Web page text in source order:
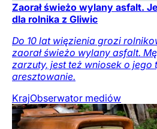
Zaorał świeżo wylany asfalt.
dla rolnika z Gliwic
Do 10 lat więzienia grozi
zaorał świeżo wylany asfalt.
zarzuty, jest też wniosek o jego
aresztowanie.
KrajObserwator mediów